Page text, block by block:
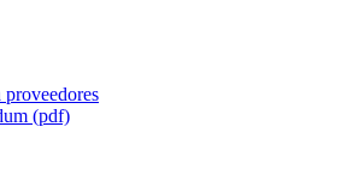
(pdf)